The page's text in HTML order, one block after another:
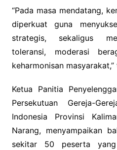
“Pada masa mendatang,
diperkuat guna
strategis, sekaligus
toleransi, moderasi
keharmonisan masyarakat,”
Ketua Panitia
Persekutuan Gereja-
Indonesia Provinsi
Narang, menyampaikan
sekitar 50 peserta